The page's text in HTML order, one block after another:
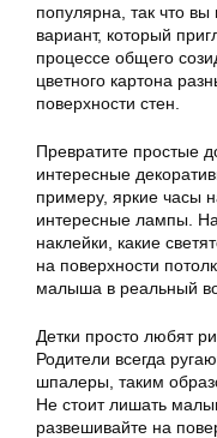
популярна, так что
вариант, который
процессе общего
цветного картона
поверхности стен.
Превратите простые
интересные
примеру, яркие часы
интересные лампы. На
наклейки, какие
на поверхности
малыша в реальный
Детки просто любят
Родители всегда
шпалеры, таким
Не стоит лишать
развешивайте на